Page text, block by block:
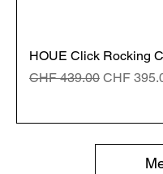
HOUE Click Rocking
Standardpreis
CHF 439.00 Sale-Preis
CHF